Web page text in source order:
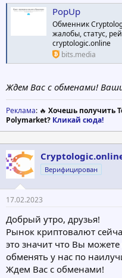
PopUp
Обменник
жалобы, статус,
cryptologic.online
bits.media
Ждем Вас с обменами!
Реклама: 🔥 Хочешь получить
Polymarket? Кликай сюда!
Верифицирован
17.02.2023
Добрый утро, друзья!
Рынок криптовалют
это значит что Вы
обменять у нас по
Ждем Вас с обменами!